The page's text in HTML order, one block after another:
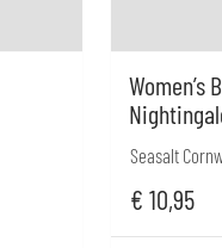
Women’s
Seasalt
€ 10,95